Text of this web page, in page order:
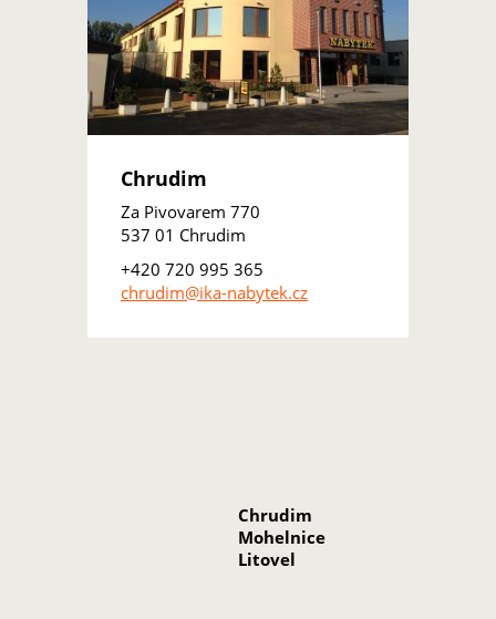
Chrudim
Za Pivovarem 770
537 01 Chrudim
+420 720 995 365
chrudim@ika-nabytek.cz
Chrudim
Mohelnice
Litovel